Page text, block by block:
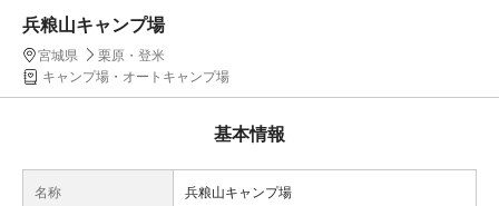
兵粮山キャンプ場
宮城県
栗原・登米
キャンプ場・オートキャンプ場
基本情報
名称 兵粮山キャンプ場